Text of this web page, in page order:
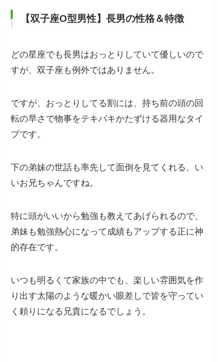
【双子座O型男性】長男の性格＆特徴
どの星座でも長男はおっとりしていて優しいので
すが、双子座も例外ではありません。
ですが、おっとりしてる割には、持ち前の頭の回
転の早さで物事をテキパキかたずける器用なタイ
プです。
下の弟妹の世話も率先して面倒を見てくれる、い
いお兄ちゃんですね。
特に頭がいいから勉強も教えてあげられるので、
弟妹も勉強熱心になって成績もアップする正に神
的存在です。
いつも明るくて家族の中でも、楽しい雰囲気を作
り出す太陽のような暖かい眼差しで皆を守ってい
く頼りになる兄貴になるでしょう。